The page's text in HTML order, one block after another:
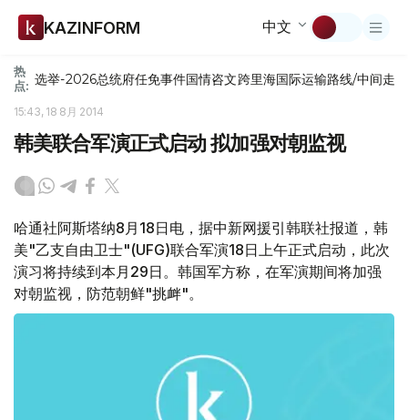
KAZINFORM 中文
热
点: 选举-2026总统府任免事件国情咨文跨里海国际运输路线/中间走廊
15:43, 18 8月 2014
韩美联合军演正式启动 拟加强对朝监视
哈通社阿斯塔纳8月18日电，据中新网援引韩联社报道，韩
美"乙支自由卫士"(UFG)联合军演18日上午正式启动，此次
演习将持续到本月29日。韩国军方称，在军演期间将加强
对朝监视，防范朝鲜"挑衅"。